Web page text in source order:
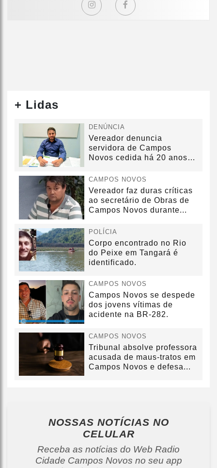
+ Lidas
DENÚNCIA
Vereador denuncia
servidora de Campos
Novos cedida há 20 anos
CAMPOS NOVOS
Vereador faz duras críticas
ao secretário de Obras de
Campos Novos durante...
POLÍCIA
Corpo encontrado no Rio
do Peixe em Tangará é
identificado.
CAMPOS NOVOS
Campos Novos se despede
dos jovens vítimas de
acidente na BR-282.
CAMPOS NOVOS
Tribunal absolve professora
acusada de maus-tratos em
Campos Novos e defesa...
NOSSAS NOTÍCIAS NO
CELULAR
Receba as notícias do Web Radio
Cidade Campos Novos no seu app